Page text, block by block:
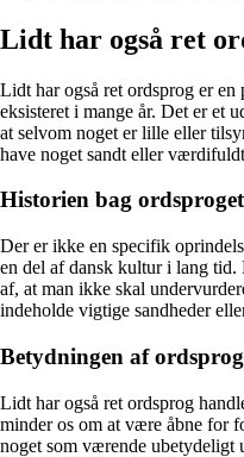
Lidt har også ret
Lidt har også ret ordsprog er
eksisteret i mange år. Det er et
at selvom noget er lille eller
have noget sandt eller
Historien bag ordsproget
Der er ikke en specifik
en del af dansk kultur i lang tid.
af, at man ikke skal
indeholde vigtige sandheder
Betydningen af
Lidt har også ret ordsprog
minder os om at være åbne for
noget som værende ubetydeligt